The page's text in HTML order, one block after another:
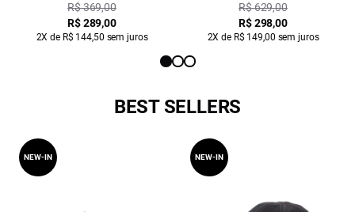
R$ 369,00
R$ 289,00
2X de R$ 144,50 sem juros
R$ 629,00
R$ 298,00
2X de R$ 149,00 sem juros
BEST SELLERS
NEW-IN NEW-IN